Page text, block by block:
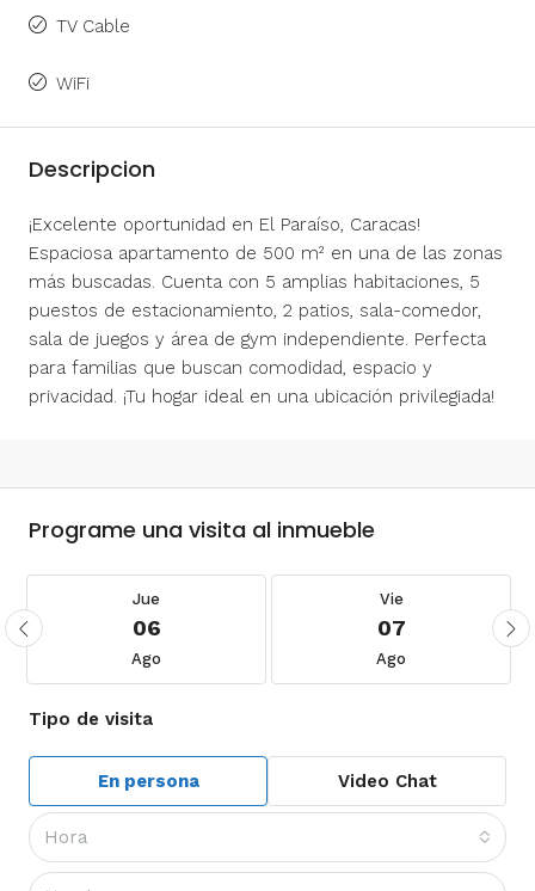
TV Cable
WiFi
Descripcion
¡Excelente oportunidad en El Paraíso, Caracas!
Espaciosa apartamento de 500 m² en una de las zonas
más buscadas. Cuenta con 5 amplias habitaciones, 5
puestos de estacionamiento, 2 patios, sala-comedor,
sala de juegos y área de gym independiente. Perfecta
para familias que buscan comodidad, espacio y
privacidad. ¡Tu hogar ideal en una ubicación privilegiada!
Programe una visita al inmueble
Jue
06
Ago
Vie
07
Ago
Tipo de visita
En persona Video Chat
Hora